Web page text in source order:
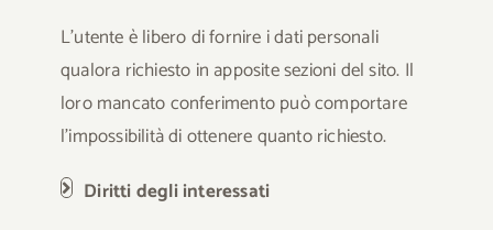
L’utente è libero di fornire i dati personali
qualora richiesto in apposite sezioni del sito. Il
loro mancato conferimento può comportare
l’impossibilità di ottenere quanto richiesto.
Diritti degli interessati